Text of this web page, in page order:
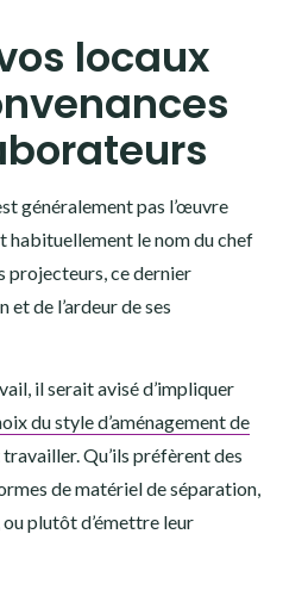
locaux
généralement pas l’œuvre
habituellement le nom du chef
projecteurs, ce dernier
de l’ardeur de ses
il serait avisé d’impliquer
du style d’aménagement de
Qu’ils préfèrent des
de matériel de séparation,
ou plutôt d’émettre leur